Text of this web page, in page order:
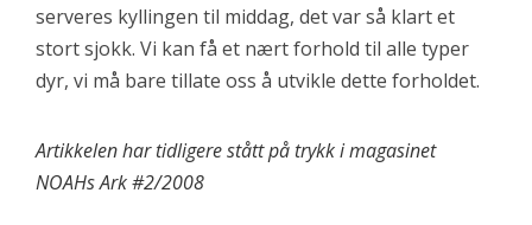
serveres kyllingen til middag, det var så klart et
stort sjokk. Vi kan få et nært forhold til alle typer
dyr, vi må bare tillate oss å utvikle dette forholdet.
Artikkelen har tidligere stått på trykk i magasinet
NOAHs Ark #2/2008